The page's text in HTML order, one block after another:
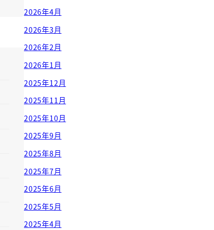
2026年4月
2026年3月
2026年2月
2026年1月
2025年12月
2025年11月
2025年10月
2025年9月
2025年8月
2025年7月
2025年6月
2025年5月
2025年4月